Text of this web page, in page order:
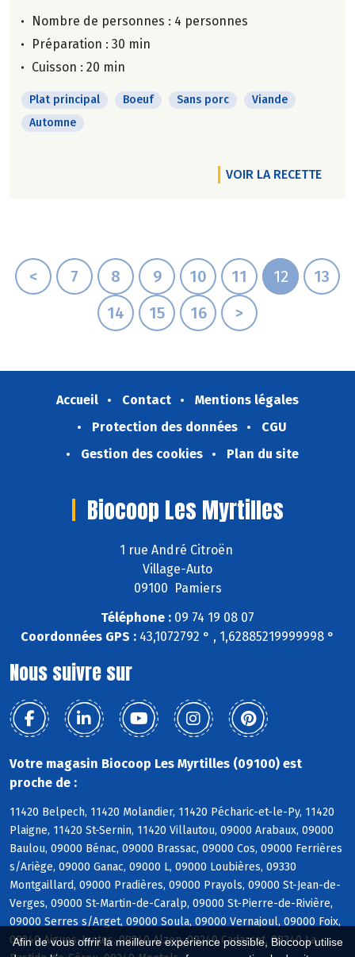
Afin de vous offrir la meilleure expérience possible, Biocoop utilise
Nombre de personnes : 4 personnes
Préparation : 30 min
Cuisson : 20 min
Plat principal Boeuf Sans porc
Viande
Automne
VOIR LA RECETTE
< 7 8 9 10 11 12
13
14
15 16 >
Accueil Contact
Mentions légales
Protection des données
CGU
Gestion des cookies
Plan du site
Biocoop Les Myrtilles
1 rue André Citroën
Village-Auto
09100 Pamiers
Téléphone : 09 74 19 08 07
Coordonnées GPS : 43,1072792 ° , 1,62885219999998 °
Nous suivre sur
Votre magasin Biocoop Les Myrtilles (09100) est
proche de :
11420 Belpech, 11420 Molandier, 11420 Pécharic-et-le-Py, 11420
Plaigne, 11420 St-Sernin, 11420 Villautou, 09000 Arabaux, 09000
Baulou, 09000 Bénac, 09000 Brassac, 09000 Cos, 09000 Ferrières
s/Ariège, 09000 Ganac, 09000 L, 09000 Loubières, 09330
Montgaillard, 09000 Pradières, 09000 Prayols, 09000 St-Jean-de-
Verges, 09000 St-Martin-de-Caralp, 09000 St-Pierre-de-Rivière,
09000 Serres s/Arget, 09000 Soula, 09000 Vernajoul, 09000 Foix,
09240 Aigues-Juntes, 09240 Alzen, 09240 Cadarcet, 09240 La